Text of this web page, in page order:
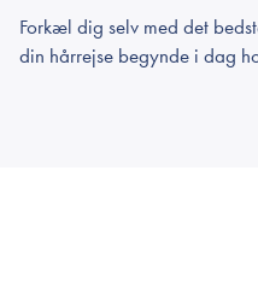
Forkæl dig selv med det
din hårrejse begynde i dag